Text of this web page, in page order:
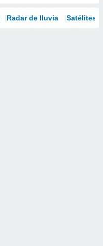
Radar de lluvia Satélites